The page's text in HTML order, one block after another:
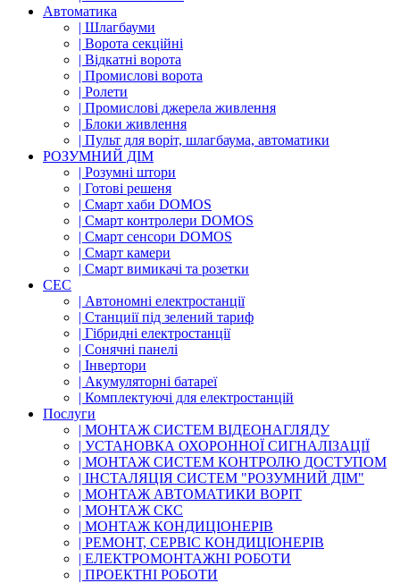
Автоматика
| Шлагбауми
| Ворота секційні
| Відкатні ворота
| Промислові ворота
| Ролети
| Промислові джерела живлення
| Блоки живлення
| Пульт для воріт, шлагбаума, автоматики
РОЗУМНИЙ ДІМ
| Розумні штори
| Готові решеня
| Смарт хаби DOMOS
| Смарт контролери DOMOS
| Смарт сенсори DOMOS
| Смарт камери
| Смарт вимикачі та розетки
СЕС
| Автономні електростанції
| Станциії під зелений тариф
| Гібридні електростанції
| Сонячні панелі
| Інвертори
| Акумуляторні батареї
| Комплектуючі для електростанцій
Послуги
| МОНТАЖ СИСТЕМ ВІДЕОНАГЛЯДУ
| УСТАНОВКА ОХОРОННОЇ СИГНАЛІЗАЦІЇ
| МОНТАЖ СИСТЕМ КОНТРОЛЮ ДОСТУПОМ
| ІНСТАЛЯЦІЯ СИСТЕМ "РОЗУМНИЙ ДІМ"
| МОНТАЖ АВТОМАТИКИ ВОРІТ
| МОНТАЖ СКС
| МОНТАЖ КОНДИЦІОНЕРІВ
| РЕМОНТ, СЕРВІС КОНДИЦІОНЕРІВ
| ЕЛЕКТРОМОНТАЖНІ РОБОТИ
| ПРОЕКТНІ РОБОТИ